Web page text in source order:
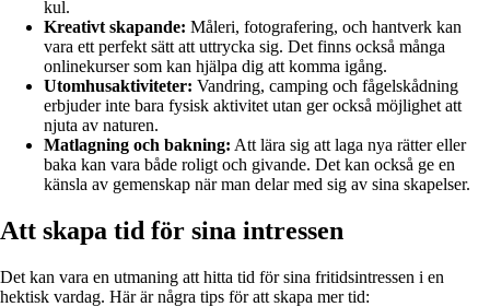
kul.
Kreativt skapande: Måleri, fotografering, och hantverk kan
vara ett perfekt sätt att uttrycka sig. Det finns också många
onlinekurser som kan hjälpa dig att komma igång.
Utomhusaktiviteter: Vandring, camping och fågelskådning
erbjuder inte bara fysisk aktivitet utan ger också möjlighet att
njuta av naturen.
Matlagning och bakning: Att lära sig att laga nya rätter eller
baka kan vara både roligt och givande. Det kan också ge en
känsla av gemenskap när man delar med sig av sina skapelser.
Att skapa tid för sina intressen
Det kan vara en utmaning att hitta tid för sina fritidsintressen i en
hektisk vardag. Här är några tips för att skapa mer tid: